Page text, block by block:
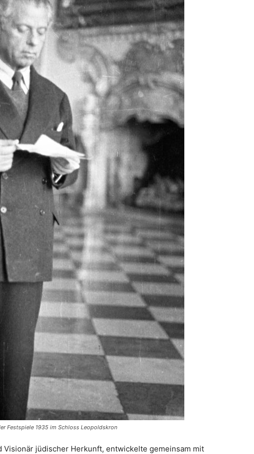
Festspiele 1935 im Schloss Leopoldskron
Visionär jüdischer Herkunft, entwickelte gemeinsam mit